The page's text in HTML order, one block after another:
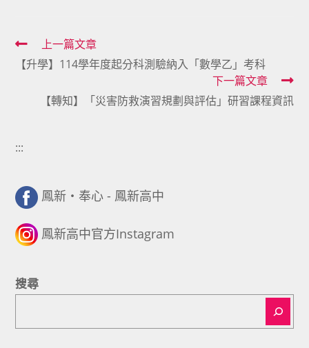
Read
more
articles
上一篇文章
【升學】114學年度起分科測驗納入「數學乙」考科
下一篇文章
【轉知】「災害防救演習規劃與評估」研習課程資訊
:::
鳳新・奉心 - 鳳新高中
鳳新高中官方Instagram
搜尋